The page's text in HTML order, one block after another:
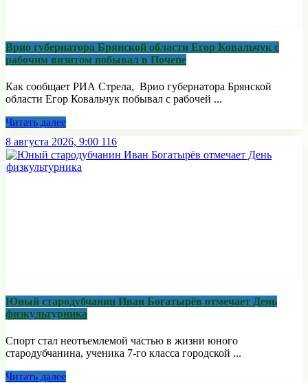
Врио губернатора Брянской области Егор Ковальчук с
рабочим визитом побывал в Почепе
Как сообщает РИА Стрела, Врио губернатора Брянской
области Егор Ковальчук побывал с рабочей ...
Читать далее
8 августа 2026, 9:00 116
Юный стародубчанин Иван Богатырёв отмечает День
физкультурника
Спорт стал неотъемлемой частью в жизни юного
стародубчанина, ученика 7-го класса городской ...
Читать далее